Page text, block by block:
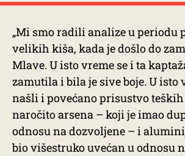
„Mi smo radili analize u periodu
velikih kiša, kada je došlo do
Mlave. U isto vreme se i ta
zamutila i bila je sive boje. U isto
našli i povećano prisustvo teških
naročito arsena – koji je imao
odnosu na dozvoljene – i
bio višestruko uvećan u odnosu